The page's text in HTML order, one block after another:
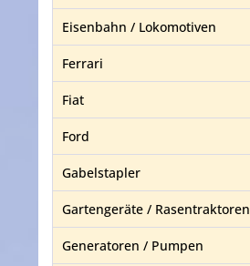
Eisenbahn / Lokomotiven
Ferrari
Fiat
Ford
Gabelstapler
Gartengeräte / Rasentraktoren
Generatoren / Pumpen